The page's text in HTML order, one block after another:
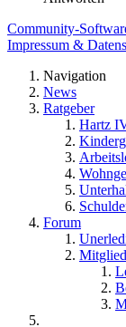
Community-
Impressum &
Navigation
News
Ratgeber
Hartz
Forum